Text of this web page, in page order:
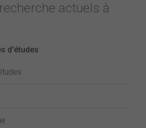
actuels à
d'études